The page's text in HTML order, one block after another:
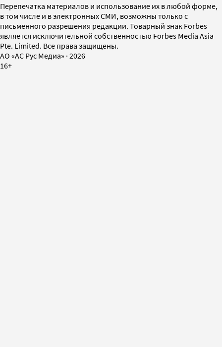
Перепечатка материалов и использование их в любой форме,
в том числе и в электронных СМИ, возможны только с
письменного разрешения редакции. Товарный знак Forbes
является исключительной собственностью Forbes Media Asia
Pte. Limited. Все права защищены.
AO «АС Рус Медиа» · 2026
16+